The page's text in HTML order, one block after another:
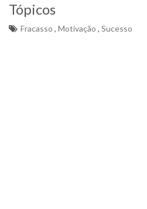
Tópicos
Fracasso , Motivação , Sucesso